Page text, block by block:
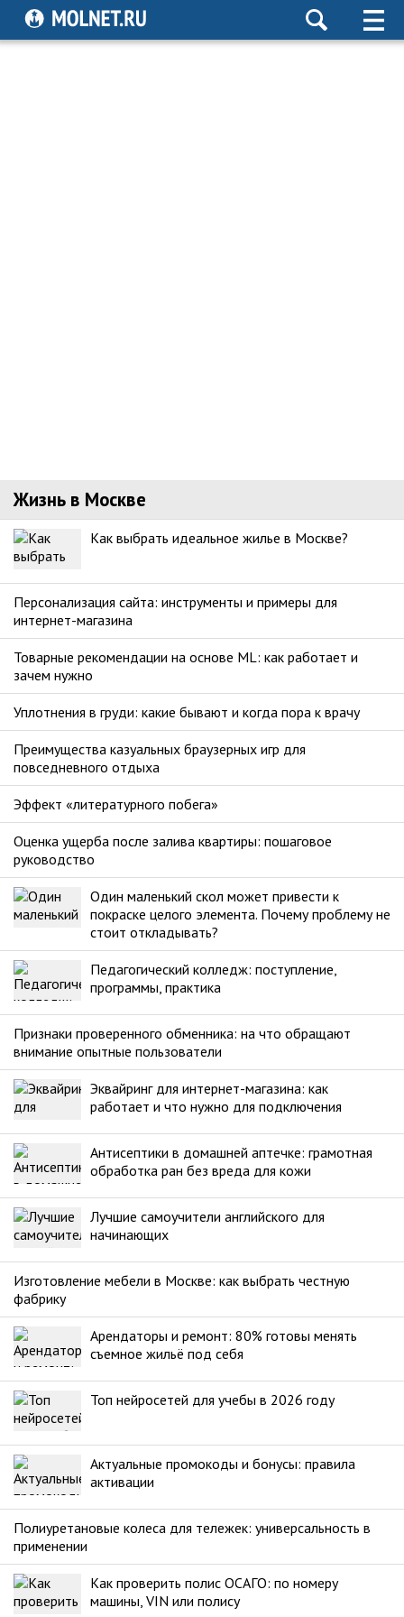
Жизнь в Москве
Как выбрать идеальное жилье в Москве?
Персонализация сайта: инструменты и примеры для
интернет-магазина
Товарные рекомендации на основе ML: как работает и
зачем нужно
Уплотнения в груди: какие бывают и когда пора к врачу
Преимущества казуальных браузерных игр для
повседневного отдыха
Эффект «литературного побега»
Оценка ущерба после залива квартиры: пошаговое
руководство
Один маленький скол может привести к
покраске целого элемента. Почему проблему не
стоит откладывать?
Педагогический колледж: поступление,
программы, практика
Признаки проверенного обменника: на что обращают
внимание опытные пользователи
Эквайринг для интернет-магазина: как
работает и что нужно для подключения
Антисептики в домашней аптечке: грамотная
обработка ран без вреда для кожи
Лучшие самоучители английского для
начинающих
Изготовление мебели в Москве: как выбрать честную
фабрику
Арендаторы и ремонт: 80% готовы менять
съемное жильё под себя
Топ нейросетей для учебы в 2026 году
Актуальные промокоды и бонусы: правила
активации
Полиуретановые колеса для тележек: универсальность в
применении
Как проверить полис ОСАГО: по номеру
машины, VIN или полису